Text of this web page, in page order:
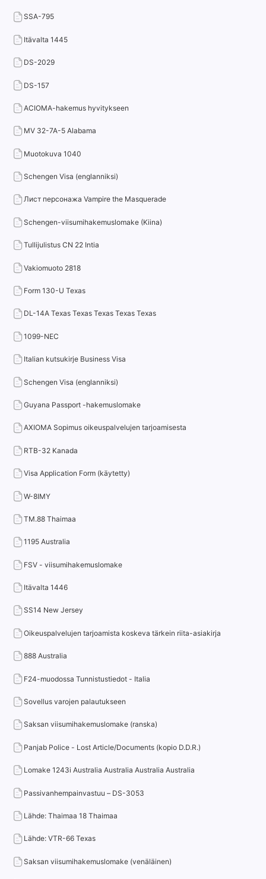
SSA-795
Itävalta 1445
DS-2029
DS-157
ACIOMA-hakemus hyvitykseen
MV 32-7A-5 Alabama
Muotokuva 1040
Schengen Visa (englanniksi)
Лист персонажа Vampire the Masquerade
Schengen-viisumihakemuslomake (Kiina)
Tullijulistus CN 22 Intia
Vakiomuoto 2818
Form 130-U Texas
DL-14A Texas Texas Texas Texas Texas
1099-NEC
Italian kutsukirje Business Visa
Schengen Visa (englanniksi)
Guyana Passport -hakemuslomake
AXIOMA Sopimus oikeuspalvelujen tarjoamisesta
RTB-32 Kanada
Visa Application Form (käytetty)
W-8IMY
TM.88 Thaimaa
1195 Australia
FSV - viisumihakemuslomake
Itävalta 1446
SS14 New Jersey
Oikeuspalvelujen tarjoamista koskeva tärkein riita-asiakirja
888 Australia
F24-muodossa Tunnistustiedot - Italia
Sovellus varojen palautukseen
Saksan viisumihakemuslomake (ranska)
Panjab Police - Lost Article/Documents (kopio D.D.R.)
Lomake 1243i Australia Australia Australia Australia
Passivanhempainvastuu – DS-3053
Lähde: Thaimaa 18 Thaimaa
Lähde: VTR-66 Texas
Saksan viisumihakemuslomake (venäläinen)